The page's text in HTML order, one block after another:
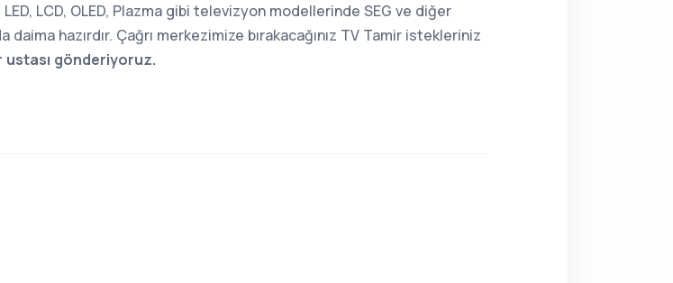
LCD, OLED, Plazma gibi televizyon modellerinde SEG ve diğer
hazırdır. Çağrı merkezimize bırakacağınız TV Tamir istekleriniz
gönderiyoruz.